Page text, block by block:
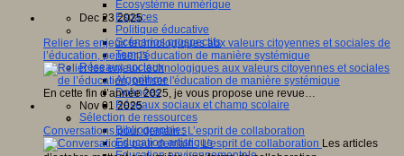
Ecosystème numérique
Espaces
Politique éducative
Scénarios prospectifs
Temps
Réseaux sociaux
Algorithme
Données
Réseaux sociaux et champ scolaire
Sélection de ressources
Bibliographies
Education artistique
Dec 23 2025
Relier les enjeux technologiques aux valeurs citoyennes et sociales de
l’éducation, penser l'éducation de manière systémique
En cette fin d’année 2025, je vous propose une revue…
Nov 01 2025
Conversations pour demain : L’esprit de collaboration
Les articles